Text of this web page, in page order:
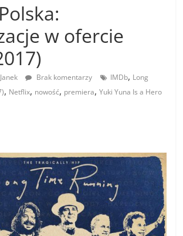
w ofercie
Janek Brak komentarzy IMDb, Long
, Netflix, nowość, premiera,Yuki Yuna Is a Hero